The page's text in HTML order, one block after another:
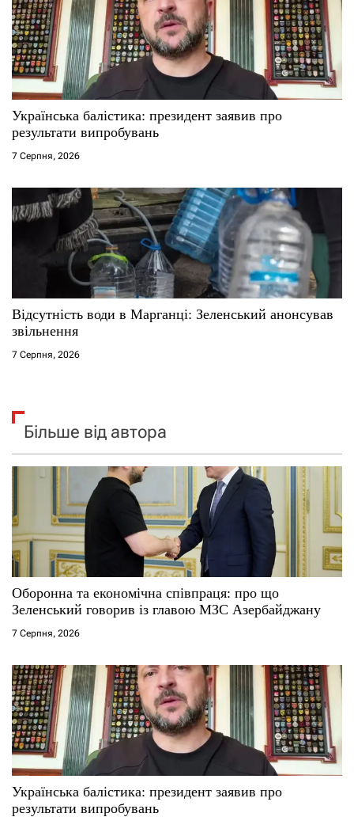
в
Українська балістика: президент заявив про
результати випробувань
7 Серпня, 2026
Відсутність води в Марганці: Зеленський анонсував
звільнення
7 Серпня, 2026
Більше від автора
Оборонна та економічна співпраця: про що
Зеленський говорив із главою МЗС Азербайджану
7 Серпня, 2026
Українська балістика: президент заявив про
результати випробувань